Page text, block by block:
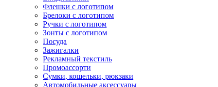
Флешки с логотипом
Брелоки с логотипом
Ручки с логотипом
Зонты с логотипом
Посуда
Зажигалки
Рекламный текстиль
Промоассорти
Сумки, кошельки, рюкзаки
Автомобильные аксессуары